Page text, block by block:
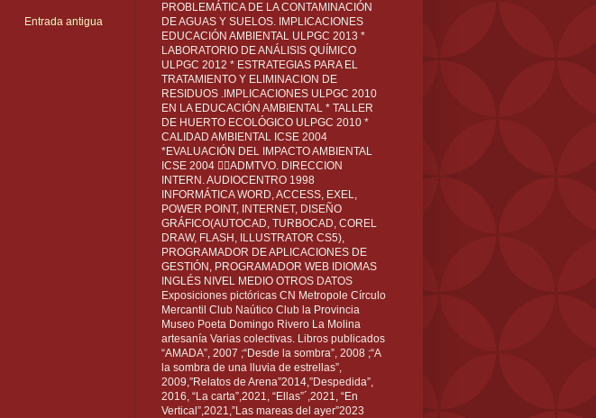
Entrada antigua
PROBLEMÁTICA DE LA CONTAMINACIÓN
DE AGUAS Y SUELOS. IMPLICACIONES
EDUCACIÓN AMBIENTAL ULPGC 2013 *
LABORATORIO DE ANÁLISIS QUÍMICO
ULPGC 2012 * ESTRATEGIAS PARA EL
TRATAMIENTO Y ELIMINACION DE
RESIDUOS .IMPLICACIONES ULPGC 2010
EN LA EDUCACIÓN AMBIENTAL * TALLER
DE HUERTO ECOLÓGICO ULPGC 2010 *
CALIDAD AMBIENTAL ICSE 2004
*EVALUACIÓN DEL IMPACTO AMBIENTAL
ICSE 2004 ADMTVO. DIRECCION
INTERN. AUDIOCENTRO 1998
INFORMÁTICA WORD, ACCESS, EXEL,
POWER POINT, INTERNET, DISEÑO
GRÁFICO(AUTOCAD, TURBOCAD, COREL
DRAW, FLASH, ILLUSTRATOR CS5),
PROGRAMADOR DE APLICACIONES DE
GESTIÓN, PROGRAMADOR WEB IDIOMAS
INGLÉS NIVEL MEDIO OTROS DATOS
Exposiciones pictóricas CN Metropole Círculo
Mercantil Club Naútico Club la Provincia
Museo Poeta Domingo Rivero La Molina
artesanía Varias colectivas. Libros publicados
“AMADA”, 2007 ;“Desde la sombra”, 2008 ;“A
la sombra de una lluvia de estrellas”,
2009,”Relatos de Arena”2014,”Despedida”,
2016, “La carta”,2021, “Ellas”´,2021, “En
Vertical”,2021,”Las mareas del ayer”2023